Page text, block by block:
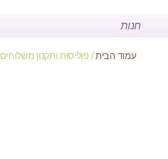
חנות
עמוד הבית/ פוליסות ותקנון משלוחים